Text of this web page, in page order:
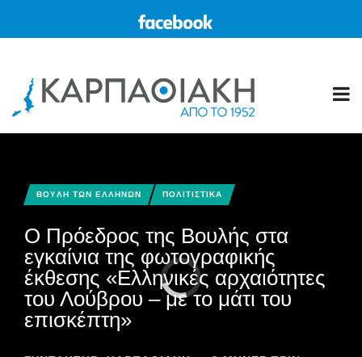
BOYΛΗ ΤΩΝ ΕΛΛΗΝΩΝ ΠΟΛΙΤΙΣΤΙΚΑ
Ο Πρόεδρος της Βουλής στα
εγκαίνια της φωτογραφικής
έκθεσης «Ελληνικές αρχαιότητες
του Λούβρου – με το μάτι του
επισκέπτη»